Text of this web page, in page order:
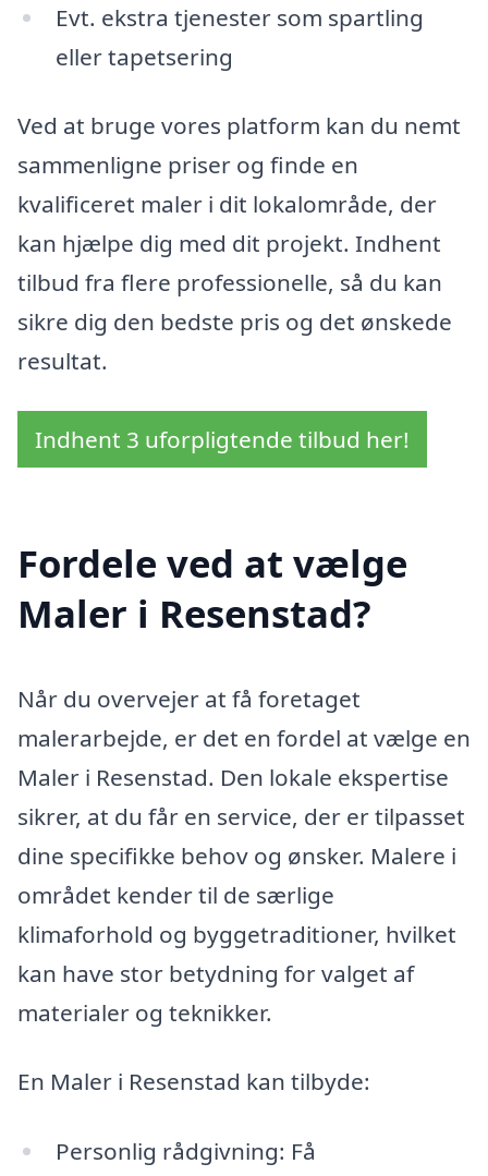
Evt. ekstra tjenester som spartling
eller tapetsering
Ved at bruge vores platform kan du nemt
sammenligne priser og finde en
kvalificeret maler i dit lokalområde, der
kan hjælpe dig med dit projekt. Indhent
tilbud fra flere professionelle, så du kan
sikre dig den bedste pris og det ønskede
resultat.
Indhent 3 uforpligtende tilbud her!
Fordele ved at vælge
Maler i Resenstad?
Når du overvejer at få foretaget
malerarbejde, er det en fordel at vælge en
Maler i Resenstad. Den lokale ekspertise
sikrer, at du får en service, der er tilpasset
dine specifikke behov og ønsker. Malere i
området kender til de særlige
klimaforhold og byggetraditioner, hvilket
kan have stor betydning for valget af
materialer og teknikker.
En Maler i Resenstad kan tilbyde:
Personlig rådgivning: Få